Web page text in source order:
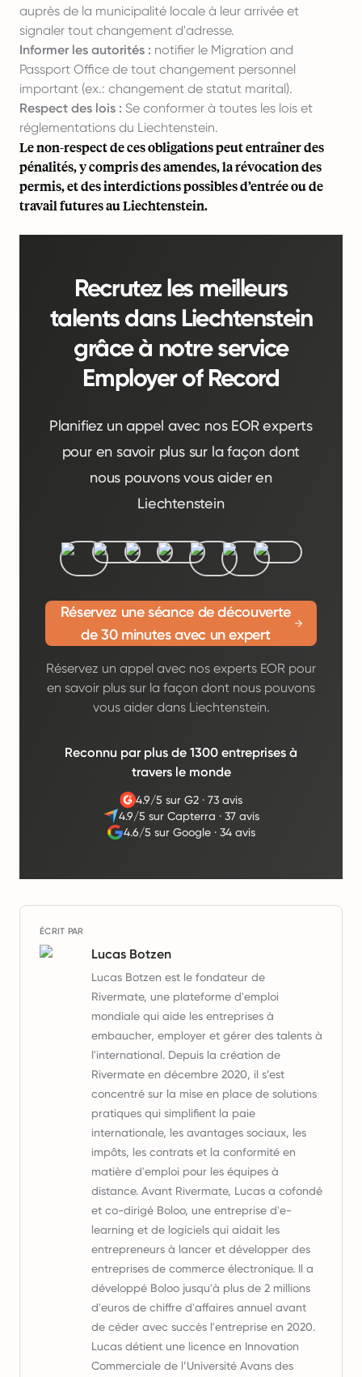
auprès de la municipalité locale à leur arrivée et
signaler tout changement d'adresse.
Informer les autorités : notifier le Migration and
Passport Office de tout changement personnel
important (ex.: changement de statut marital).
Respect des lois : Se conformer à toutes les lois et
réglementations du Liechtenstein.
Le non-respect de ces obligations peut entraîner des
pénalités, y compris des amendes, la révocation des
permis, et des interdictions possibles d’entrée ou de
travail futures au Liechtenstein.
Recrutez les meilleurs
talents dans Liechtenstein
grâce à notre service
Employer of Record
Planifiez un appel avec nos EOR experts
pour en savoir plus sur la façon dont
nous pouvons vous aider en
Liechtenstein
Réservez une séance de découverte
de 30 minutes avec un expert
Réservez un appel avec nos experts EOR pour
en savoir plus sur la façon dont nous pouvons
vous aider dans Liechtenstein.
Reconnu par plus de 1300 entreprises à
travers le monde
4.9/5 sur G2 ·73 avis
4.9/5 sur Capterra ·37 avis
4.6/5 sur Google· 34 avis
ÉCRIT PAR
Lucas Botzen
Lucas Botzen est le fondateur de
Rivermate, une plateforme d'emploi
mondiale qui aide les entreprises à
embaucher, employer et gérer des talents à
l'international. Depuis la création de
Rivermate en décembre 2020, il s’est
concentré sur la mise en place de solutions
pratiques qui simplifient la paie
internationale, les avantages sociaux, les
impôts, les contrats et la conformité en
matière d'emploi pour les équipes à
distance. Avant Rivermate, Lucas a cofondé
et co-dirigé Boloo, une entreprise d'e-
learning et de logiciels qui aidait les
entrepreneurs à lancer et développer des
entreprises de commerce électronique. Il a
développé Boloo jusqu'à plus de 2 millions
d'euros de chiffre d'affaires annuel avant
de céder avec succès l'entreprise en 2020.
Lucas détient une licence en Innovation
Commerciale de l’Université Avans des